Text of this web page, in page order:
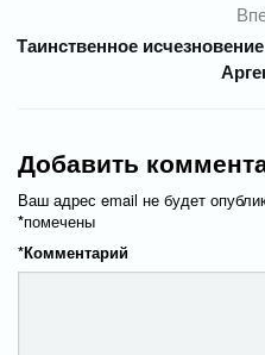
Таинственное
Добавить
Ваш адрес email не будет
помечены
*
Комментарий
*